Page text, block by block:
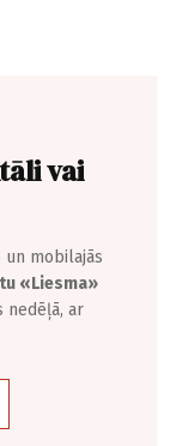
vai
mobilajās
«Liesma»
ar